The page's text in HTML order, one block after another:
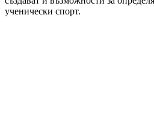
ученически спорт.